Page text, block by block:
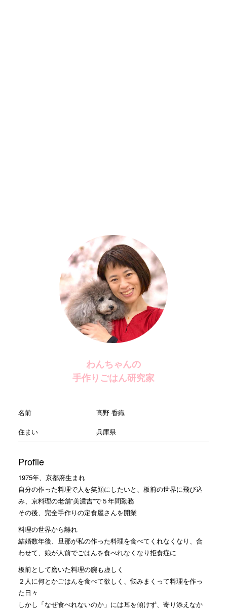
わんちゃんの
手作りごはん研究家
名前
髙野 香織
住まい
兵庫県
Profile
1975年、京都府生まれ
自分の作った料理で人を笑顔にしたいと、板前の世界に飛び込
み、京料理の老舗”美濃吉”で５年間勤務
その後、完全手作りの定食屋さんを開業
料理の世界から離れ
結婚数年後、旦那が私の作った料理を食べてくれなくなり、合
わせて、娘が人前でごはんを食べれなくなり拒食症に
板前として磨いた料理の腕も虚しく
２人に何とかごはんを食べて欲しく、悩みまくって料理を作っ
た日々
しかし「なぜ食べれないのか」には耳を傾けず、寄り添えなか